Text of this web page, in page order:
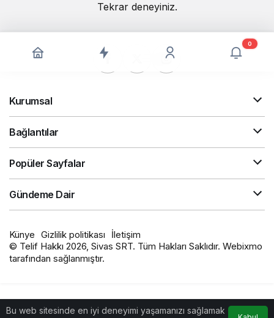
Tekrar deneyiniz.
Bu web sitesinde en iyi deneyimi yaşamanızı sağlamak
0
Kurumsal
Bağlantılar
Popüler Sayfalar
Gündeme Dair
Künye Gizlilik politikası
İletişim
© Telif Hakkı 2026, Sivas SRT. Tüm Hakları Saklıdır. Webixmo
tarafından sağlanmıştır.